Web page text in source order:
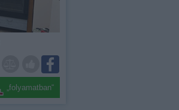
„folyamatban“